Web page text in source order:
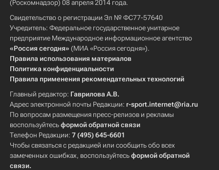
(Роскомнадзор) 08 апреля 2014 года.
Свидетельство о регистрации Эл № ФС77-57640
Учредитель: Федеральное государственное унитарное
предприятие Международное информационное агентство
«Россия сегодня» (МИА «Россия сегодня»).
Правила использования материалов
Политика конфиденциальности
Правила применения рекомендательных технологий
Главный редактор: Гаврилова А.В.
Адрес электронной почты Редакции: r-sport.internet@ria.ru
По вопросам размещения пресс-релизов и рекламы
воспользуйтесьформой обратной связи
Телефон Редакции: 7 (495) 645-6601
Чтобы связаться с редакцией или сообщить обо всех
замеченных ошибках, воспользуйтесьформой обратной
связи.